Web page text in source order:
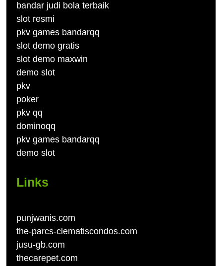
bandar judi bola terbaik
slot resmi
pkv games bandarqq
slot demo gratis
slot demo maxwin
demo slot
pkv
poker
pkv qq
dominoqq
pkv games bandarqq
demo slot
Links
punjwanis.com
the-parcs-clematiscondos.com
jusu-gb.com
thecarepet.com